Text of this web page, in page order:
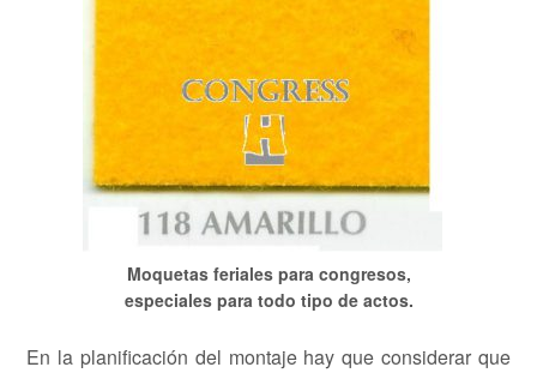
Moquetas feriales para congresos,
especiales para todo tipo de actos.
En la planificación del montaje hay que considerar que